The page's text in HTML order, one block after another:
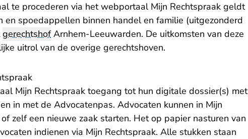
te procederen via het webportaal Mijn Rechtspraak geldt
en spoedappellen binnen handel en familie (uitgezonderd
gerechtshofArnhem-Leeuwarden. De uitkomsten van deze
uitrol van de overige gerechtshoven.
Mijn Rechtspraak- U verlaat Rechtspraak.nl
toegang tot hun digitale dossier(s) met
in met de Advocatenpas. Advocaten kunnen in Mijn
zelf een nieuwe zaak starten. Het op papier nasturen van
indienen via Mijn Rechtspraak. Alle stukken staan